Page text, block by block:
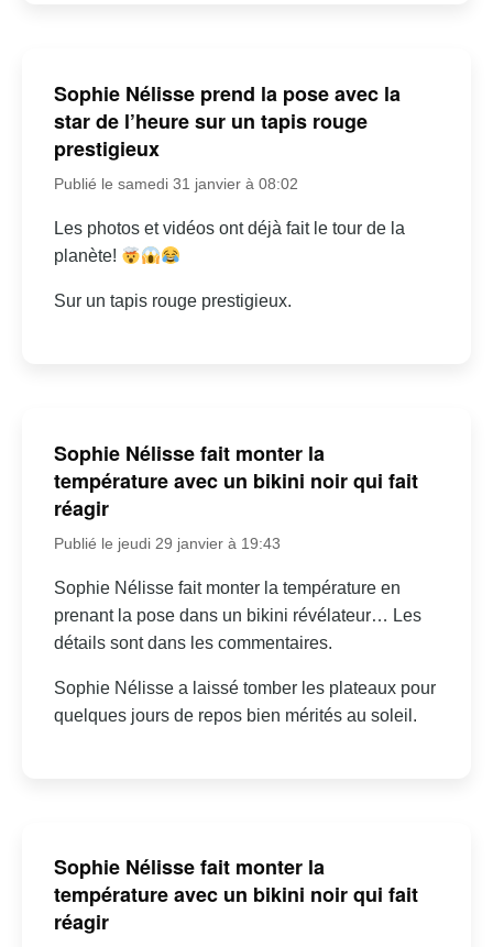
Sophie Nélisse prend la pose avec la
star de l’heure sur un tapis rouge
prestigieux
Publié le samedi 31 janvier à 08:02
Les photos et vidéos ont déjà fait le tour de la
planète!
Sur un tapis rouge prestigieux.
Sophie Nélisse fait monter la
température avec un bikini noir qui fait
réagir
Publié le jeudi 29 janvier à 19:43
Sophie Nélisse fait monter la température en
prenant la pose dans un bikini révélateur… Les
détails sont dans les commentaires.
Sophie Nélisse a laissé tomber les plateaux pour
quelques jours de repos bien mérités au soleil.
Sophie Nélisse fait monter la
température avec un bikini noir qui fait
réagir